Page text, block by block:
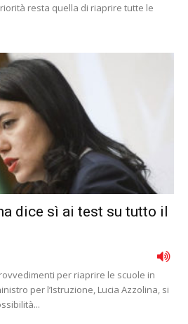
resta quella di riaprire tutte le
dice sì ai test su tutto il
per riaprire le scuole in
per l’Istruzione, Lucia Azzolina, si